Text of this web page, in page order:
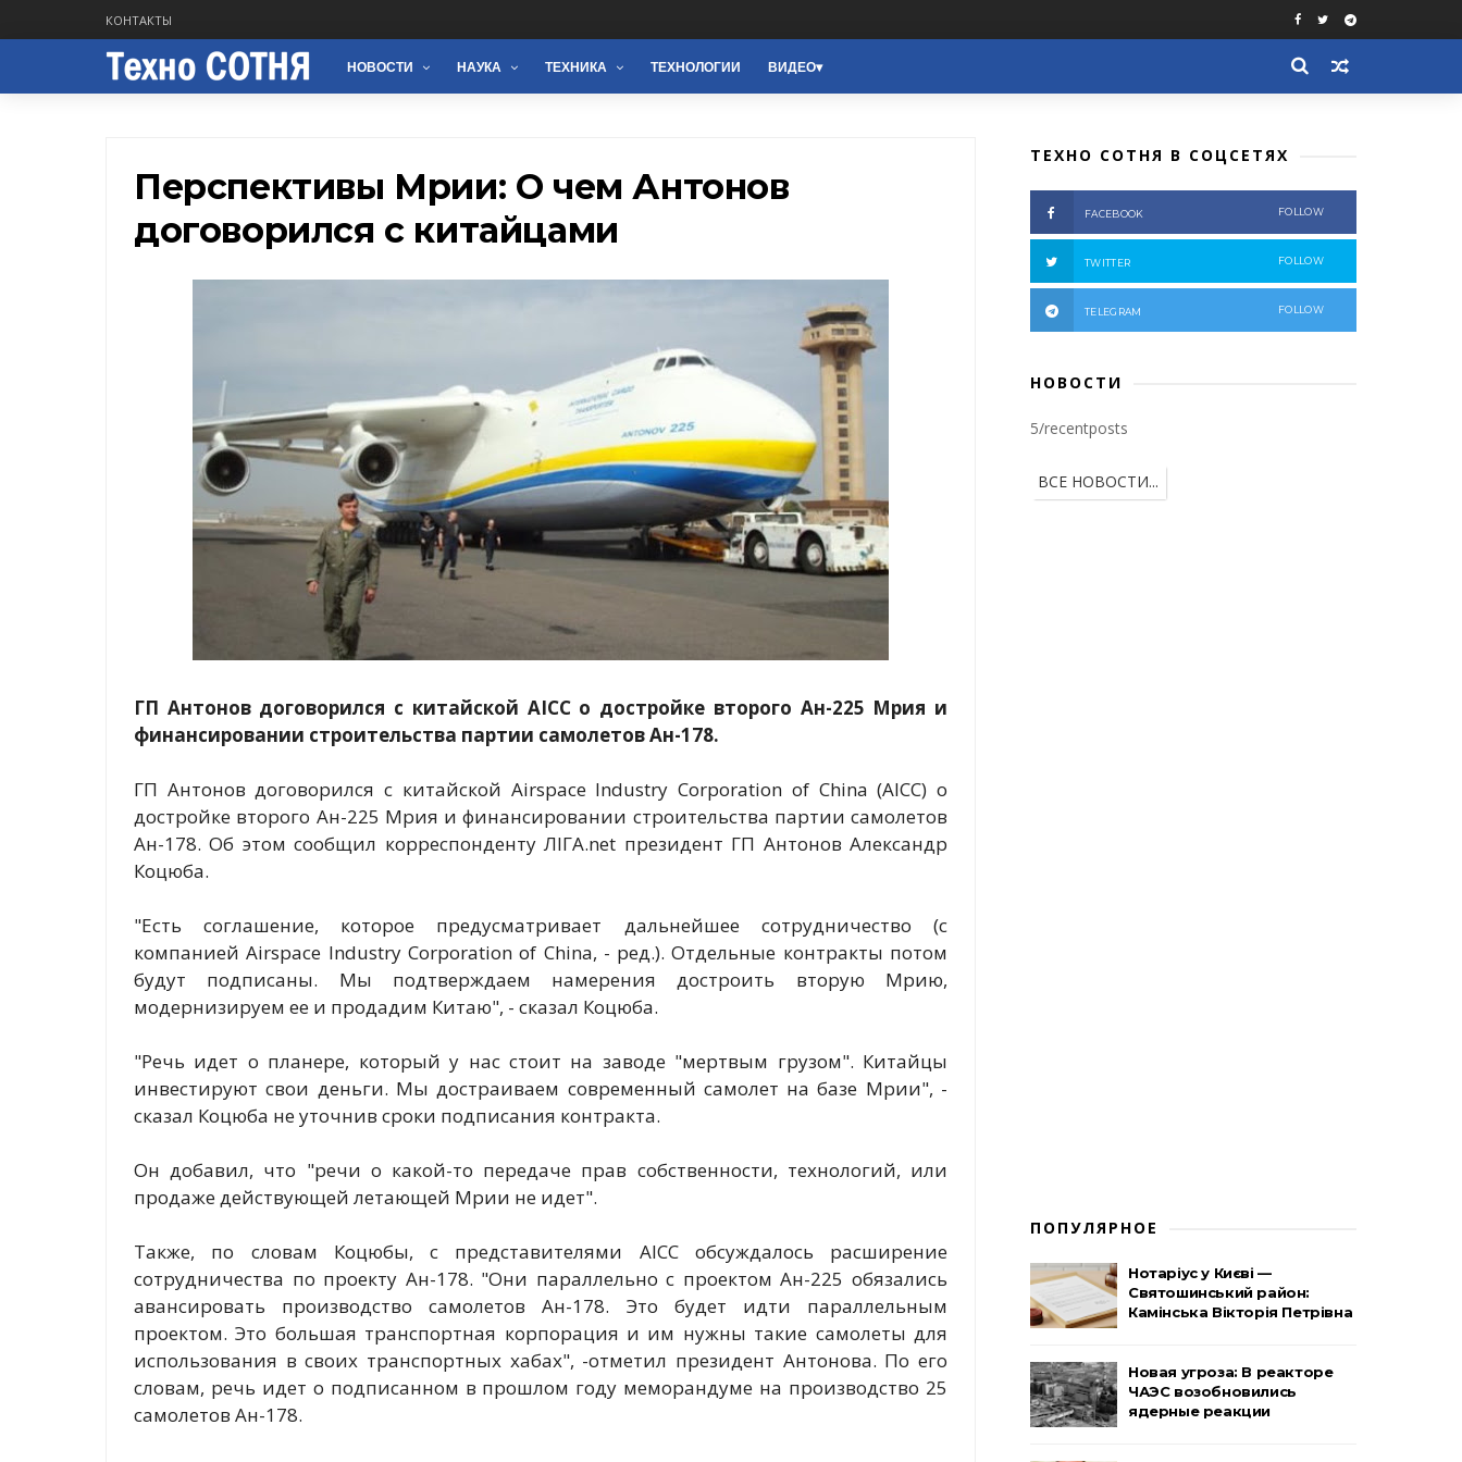
КОНТАКТЫ
НОВОСТИ НАУКА ТЕХНИКА ТЕХНОЛОГИИ ВИДЕО
Перспективы Мрии: О чем Антонов
договорился с китайцами
ГП Антонов договорился с китайской AICC о достройке второго Ан-225 Мрия и
финансировании строительства партии самолетов Ан-178.
ГП Антонов договорился с китайской Airspace Industry Corporation of China (AICC) о
достройке второго Ан-225 Мрия и финансировании строительства партии самолетов
Ан-178. Об этом сообщил корреспонденту ЛІГА.net президент ГП Антонов Александр
Коцюба.
"Есть соглашение, которое предусматривает дальнейшее сотрудничество (с
компанией Airspace Industry Corporation of China, - ред.). Отдельные контракты потом
будут подписаны. Мы подтверждаем намерения достроить вторую Мрию,
модернизируем ее и продадим Китаю", - сказал Коцюба.
"Речь идет о планере, который у нас стоит на заводе "мертвым грузом". Китайцы
инвестируют свои деньги. Мы достраиваем современный самолет на базе Мрии", -
сказал Коцюба не уточнив сроки подписания контракта.
Он добавил, что "речи о какой-то передаче прав собственности, технологий, или
продаже действующей летающей Мрии не идет".
Также, по словам Коцюбы, с представителями AICC обсуждалось расширение
сотрудничества по проекту Ан-178. "Они параллельно с проектом Ан-225 обязались
авансировать производство самолетов Ан-178. Это будет идти параллельным
проектом. Это большая транспортная корпорация и им нужны такие самолеты для
использования в своих транспортных хабах", -отметил президент Антонова. По его
словам, речь идет о подписанном в прошлом году меморандуме на производство 25
самолетов Ан-178.
ТЕХНО СОТНЯ В СОЦСЕТЯХ
FACEBOOK FOLLOW
TWITTER FOLLOW
TELEGRAM FOLLOW
НОВОСТИ
5/recentposts
ВСЕ НОВОСТИ...
ПОПУЛЯРНОЕ
Нотаріус у Києві —
Святошинський район:
Камінська Вікторія Петрівна
Новая угроза: В реакторе
ЧАЭС возобновились
ядерные реакции